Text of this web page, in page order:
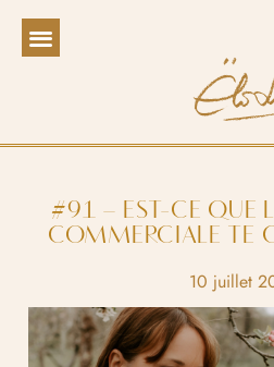
#91 – EST-CE QUE
COMMERCIALE TE
10 juillet